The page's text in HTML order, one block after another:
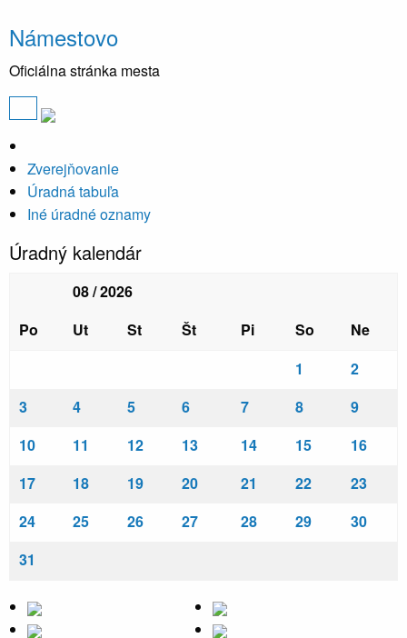
Námestovo
Oficiálna stránka mesta
Zverejňovanie
Úradná tabuľa
Iné úradné oznamy
Úradný kalendár
08 / 2026
Po
Ut St Št Pi So
Ne
1
2
3
4 5 6 7 8
9
10
11 12 13 14 15
16
17
18 19 20 21 22
23
24
25 26 27 28 29
30
31